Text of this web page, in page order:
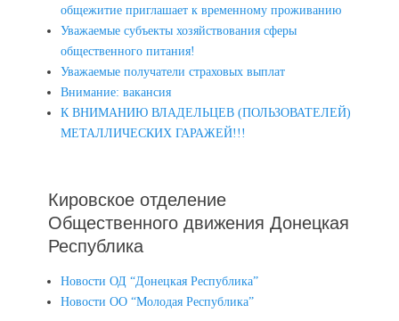
общежитие приглашает к временному проживанию
Уважаемые субъекты хозяйствования сферы
общественного питания!
Уважаемые получатели страховых выплат
Внимание: вакансия
К ВНИМАНИЮ ВЛАДЕЛЬЦЕВ (ПОЛЬЗОВАТЕЛЕЙ)
МЕТАЛЛИЧЕСКИХ ГАРАЖЕЙ!!!
Кировское отделение
Общественного движения Донецкая
Республика
Новости ОД “Донецкая Республика”
Новости ОО “Молодая Республика”